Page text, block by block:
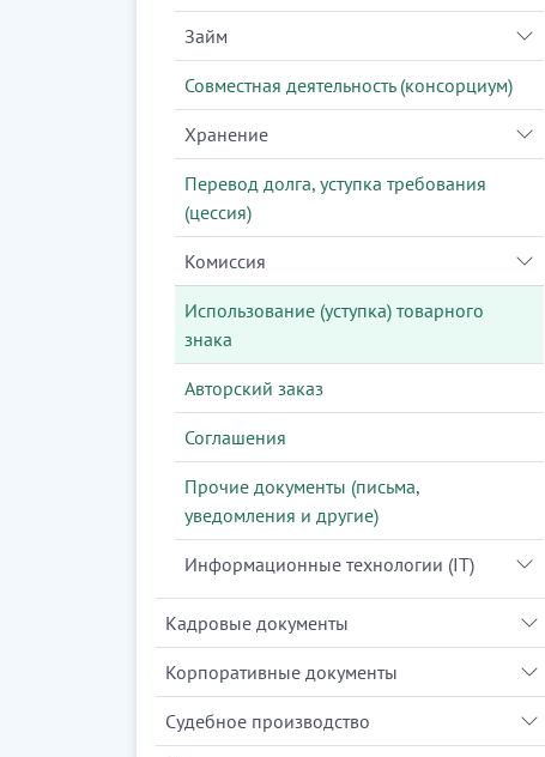
Займ
Совместная деятельность (консорциум)
Хранение
Перевод долга, уступка требования
(цессия)
Комиссия
Использование (уступка) товарного
знака
Авторский заказ
Соглашения
Прочие документы (письма,
уведомления и другие)
Информационные технологии (IT)
Кадровые документы
Корпоративные документы
Судебное производство